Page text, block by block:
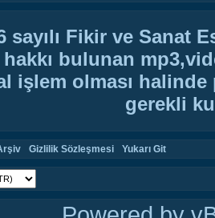
sayılı Fikir ve Sanat
bulunan
işlem olması
gerekli
Gizlilik Sözleşmesi Yukarı Git